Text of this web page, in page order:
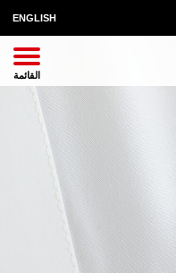
ENGLISH